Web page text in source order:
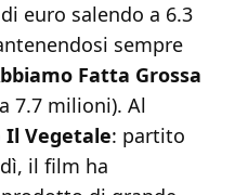
euro salendo a 6.3
sempre
Fatta Grossa
7.7 milioni). Al
Il Vegetale: partito
il film ha